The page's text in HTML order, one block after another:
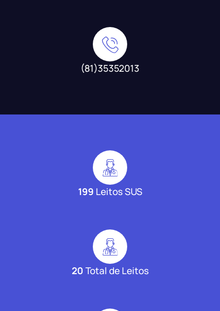
(81)35352013
199 Leitos SUS
20Total de Leitos